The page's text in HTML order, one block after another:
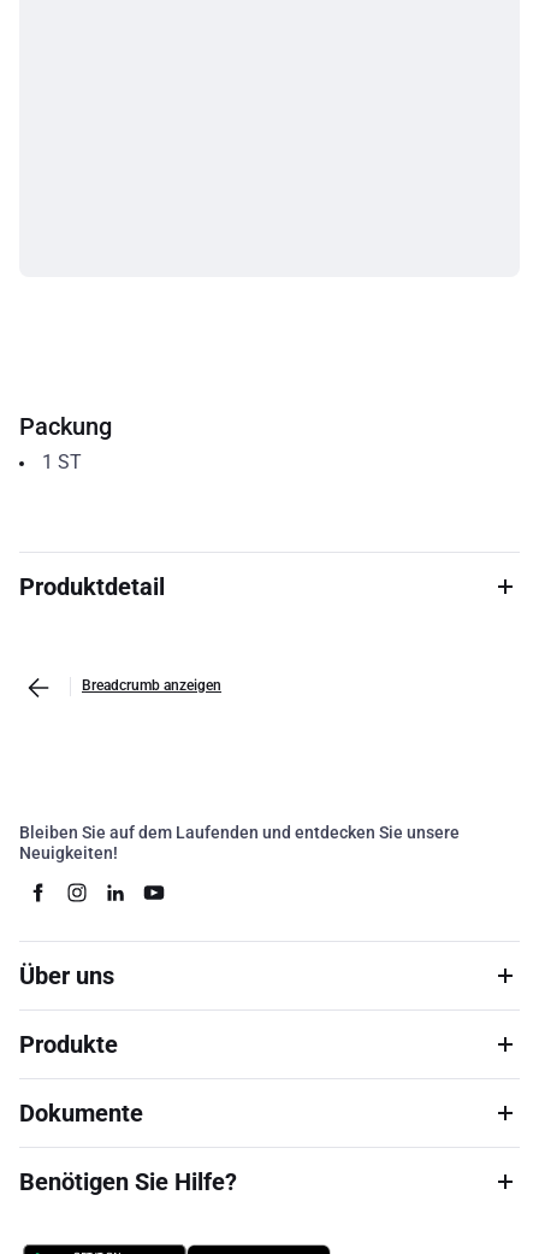
Packung
1 ST
Produktdetail
Breadcrumb anzeigen
Bleiben Sie auf dem Laufenden und entdecken Sie unsere
Neuigkeiten!
Über uns
Produkte
Dokumente
Benötigen Sie Hilfe?